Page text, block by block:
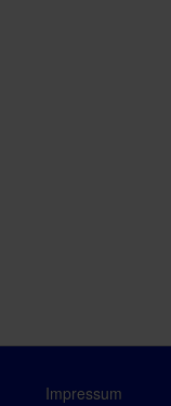
Impressum